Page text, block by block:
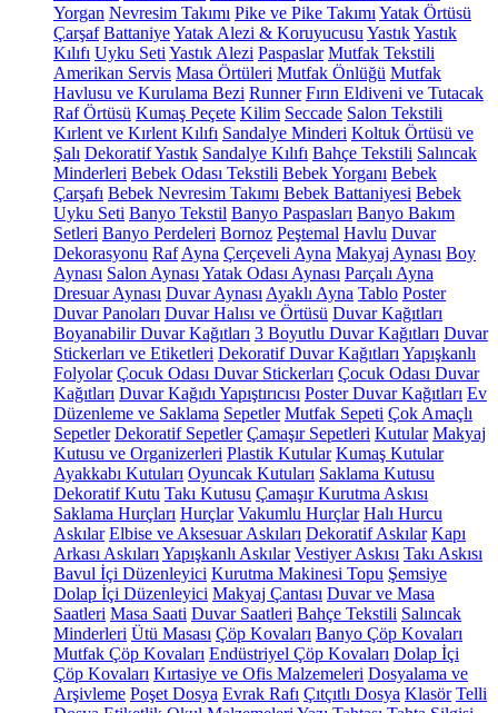
Yorgan Nevresim Takımı Pike ve Pike Takımı Yatak Örtüsü
Çarşaf BattaniyeYatak Alezi & Koruyucusu YastıkYastık
Kılıfı Uyku Seti Yastık Alezi Paspaslar Mutfak Tekstili
Amerikan Servis Masa Örtüleri Mutfak Önlüğü Mutfak
Havlusu ve Kurulama Bezi Runner Fırın Eldiveni ve Tutacak
Raf Örtüsü Kumaş Peçete Kilim Seccade Salon Tekstili
Kırlent ve Kırlent Kılıfı Sandalye Minderi Koltuk Örtüsü ve
Şalı Dekoratif Yastık Sandalye Kılıfı Bahçe Tekstili Salıncak
Minderleri Bebek Odası Tekstili Bebek Yorganı Bebek
Çarşafı Bebek Nevresim Takımı Bebek Battaniyesi Bebek
Uyku Seti Banyo Tekstil Banyo Paspasları Banyo Bakım
Setleri Banyo Perdeleri Bornoz Peştemal Havlu Duvar
Dekorasyonu Raf Ayna Çerçeveli Ayna Makyaj Aynası Boy
Aynası Salon Aynası Yatak Odası Aynası Parçalı Ayna
Dresuar Aynası Duvar Aynası Ayaklı Ayna Tablo Poster
Duvar Panoları Duvar Halısı ve Örtüsü Duvar Kağıtları
Boyanabilir Duvar Kağıtları 3 Boyutlu Duvar Kağıtları Duvar
Stickerları ve Etiketleri Dekoratif Duvar Kağıtları Yapışkanlı
Folyolar Çocuk Odası Duvar Stickerları Çocuk Odası Duvar
Kağıtları Duvar Kağıdı Yapıştırıcısı Poster Duvar Kağıtları Ev
Düzenleme ve Saklama Sepetler Mutfak Sepeti Çok Amaçlı
Sepetler Dekoratif Sepetler Çamaşır Sepetleri Kutular Makyaj
Kutusu ve Organizerleri Plastik Kutular Kumaş Kutular
Ayakkabı Kutuları Oyuncak Kutuları Saklama Kutusu
Dekoratif Kutu Takı Kutusu Çamaşır Kurutma Askısı
Saklama Hurçları Hurçlar Vakumlu Hurçlar Halı Hurcu
Askılar Elbise ve Aksesuar Askıları Dekoratif Askılar Kapı
Arkası Askıları Yapışkanlı Askılar Vestiyer Askısı Takı Askısı
Bavul İçi Düzenleyici Kurutma Makinesi Topu Şemsiye
Dolap İçi Düzenleyici Makyaj Çantası Duvar ve Masa
Saatleri Masa Saati Duvar Saatleri Bahçe Tekstili Salıncak
Minderleri Ütü Masası Çöp Kovaları Banyo Çöp Kovaları
Mutfak Çöp Kovaları Endüstriyel Çöp Kovaları Dolap İçi
Çöp Kovaları Kırtasiye ve Ofis Malzemeleri Dosyalama ve
Arşivleme Poşet Dosya Evrak Rafı Çıtçıtlı Dosya Klasör Telli